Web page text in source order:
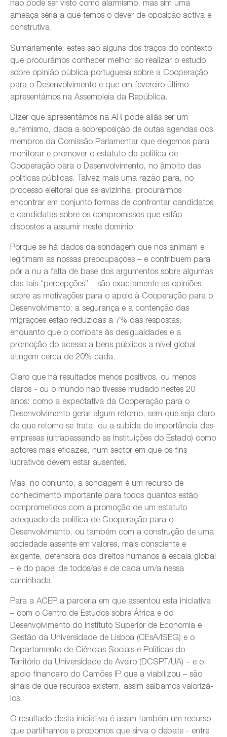
não pode ser visto como alarmismo, mas sim uma
ameaça séria a que temos o dever de oposição activa e
construtiva.
Sumariamente, estes são alguns dos traços do contexto
que procurámos conhecer melhor ao realizar o estudo
sobre opinião pública portuguesa sobre a Cooperação
para o Desenvolvimento e que em fevereiro último
apresentámos na Assembleia da República.
Dizer que apresentámos na AR pode aliás ser um
eufemismo, dada a sobreposição de outas agendas dos
membros da Comissão Parlamentar que elegemos para
monitorar e promover o estatuto da política de
Cooperação para o Desenvolvimento, no âmbito das
políticas públicas. Talvez mais uma razão para, no
processo eleitoral que se avizinha, procurarmos
encontrar em conjunto formas de confrontar candidatos
e candidatas sobre os compromissos que estão
dispostos a assumir neste domínio.
Porque se há dados da sondagem que nos animam e
legitimam as nossas preocupações – e contribuem para
pôr a nu a falta de base dos argumentos sobre algumas
das tais “percepções” – são exactamente as opiniões
sobre as motivações para o apoio à Cooperação para o
Desenvolvimento: a segurança e a contenção das
migrações estão reduzidas a 7% das respostas,
enquanto que o combate às desigualdades e a
promoção do acesso a bens públicos a nível global
atingem cerca de 20% cada.
Claro que há resultados menos positivos, ou menos
claros - ou o mundo não tivesse mudado nestes 20
anos: como a expectativa da Cooperação para o
Desenvolvimento gerar algum retorno, sem que seja claro
de que retorno se trata; ou a subida de importância das
empresas (ultrapassando as instituições do Estado) como
actores mais eficazes, num sector em que os fins
lucrativos devem estar ausentes.
Mas, no conjunto, a sondagem é um recurso de
conhecimento importante para todos quantos estão
comprometidos com a promoção de um estatuto
adequado da política de Cooperação para o
Desenvolvimento, ou também com a construção de uma
sociedade assente em valores, mais consciente e
exigente, defensora dos direitos humanos à escala global
– e do papel de todos/as e de cada um/a nessa
caminhada.
Para a ACEP a parceria em que assentou esta iniciativa
– com o Centro de Estudos sobre África e do
Desenvolvimento do Instituto Superior de Economia e
Gestão da Universidade de Lisboa (CEsA/ISEG) e o
Departamento de Ciências Sociais e Políticas do
Território da Universidade de Aveiro (DCSPT/UA) – e o
apoio financeiro do Camões IP que a viabilizou – são
sinais de que recursos existem, assim saibamos valorizá-
los.
O resultado desta iniciativa é assim também um recurso
que partilhamos e propomos que sirva o debate - entre